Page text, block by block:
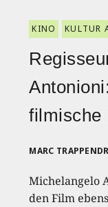
KINO KULTUR
filmische
MARC
Michelangelo
den Film